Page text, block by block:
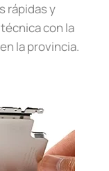
rápidas y
con la
la provincia.